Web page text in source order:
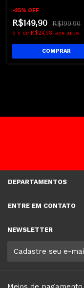
-25% OFF
R$149,90 R$199,90
6 x de R$24,98 sem juros
DEPARTAMENTOS
ENTRE EM CONTATO
NEWSLETTER